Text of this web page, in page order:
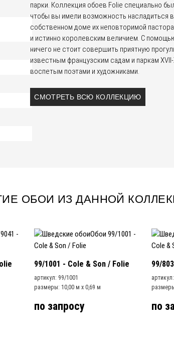
парки. Коллекция обоев Folie специально
чтобы вы имели возможность насладиться
собственном доме их неповторимой
и истинно королевским величием. С
ничего не стоит совершить приятную
известным французским садам и паркам
воспетым поэтами и художниками.
СМОТРЕТЬ ВСЮ КОЛЛЕКЦИЮ
ОБОИ ИЗ ДАННОЙ
99/1001 - Cole & Son / Folie
артикул: 99/1001
размеры: 10,00 м x 0,69 м
по запросу
99/
по